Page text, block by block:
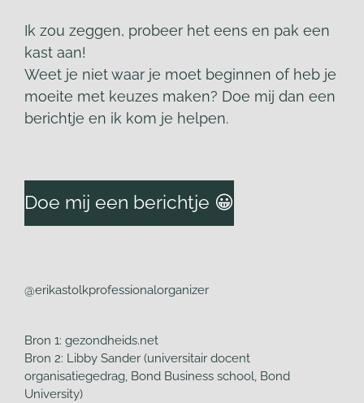
Ik zou zeggen, probeer het eens en pak een
kast aan!
Weet je niet waar je moet beginnen of heb je
moeite met keuzes maken? Doe mij dan een
berichtje en ik kom je helpen.
Doe mij een berichtje 😀
@erikastolkprofessionalorganizer
Bron 1: gezondheids.net
Bron 2: Libby Sander (universitair docent
organisatiegedrag, Bond Business school, Bond
University)